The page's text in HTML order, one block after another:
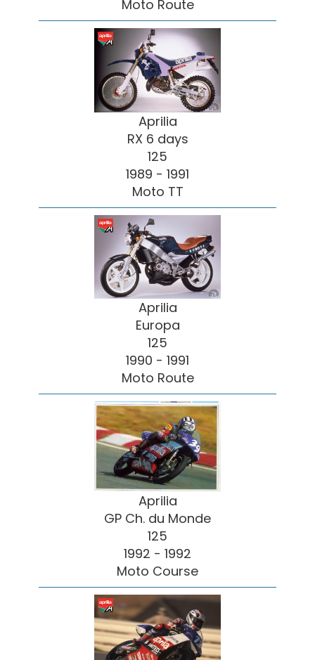
Moto Route
Aprilia
RX 6 days
125
1989 - 1991
Moto TT
Aprilia
Europa
125
1990 - 1991
Moto Route
Aprilia
GP Ch. du Monde
125
1992 - 1992
Moto Course